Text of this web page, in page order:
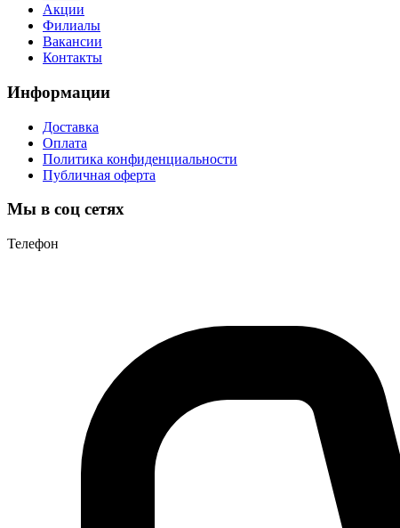
Акции
Филиалы
Вакансии
Контакты
Информации
Доставка
Оплата
Политика конфиденциальности
Публичная оферта
Мы в соц сетях
Телефон